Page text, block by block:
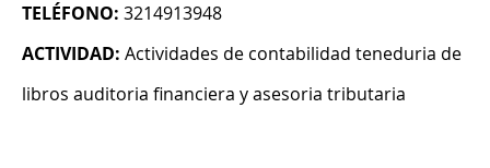
TELÉFONO: 3214913948
ACTIVIDAD: Actividades de contabilidad teneduria de
libros auditoria financiera y asesoria tributaria